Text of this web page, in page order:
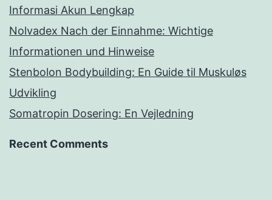
Informasi Akun Lengkap
Nolvadex Nach der Einnahme: Wichtige
Informationen und Hinweise
Stenbolon Bodybuilding: En Guide til Muskuløs
Udvikling
Somatropin Dosering: En Vejledning
Recent Comments